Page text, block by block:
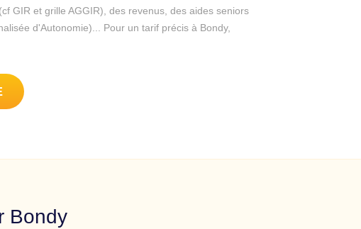
GIR et grille AGGIR), des revenus, des aides seniors
d'Autonomie)... Pour un tarif précis à Bondy,
Bondy